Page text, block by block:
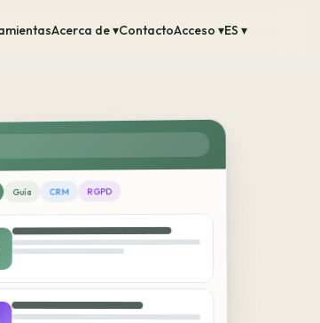
Acerca de ▾ContactoAcceso ▾ES ▾
Guía CRM RGPD